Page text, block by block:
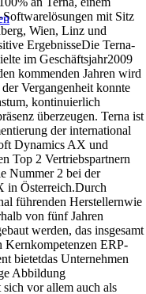
mit Sitz
Wien, Linz und
ErgebnisseDie Terna-
im Geschäftsjahr2009
kommenden Jahren wird
Vergangenheit konnte
kontinuierlich
überzeugen. Terna ist
der international
Dynamics AX und
Top 2 Vertriebspartnern
Nummer 2 bei der
in Österreich.Durch
führenden Herstellernwie
von fünf Jahren
werden, das insgesamt
Kernkompetenzen ERP-
bietetdas Unternehmen
Abbildung
sich vor allem auch als